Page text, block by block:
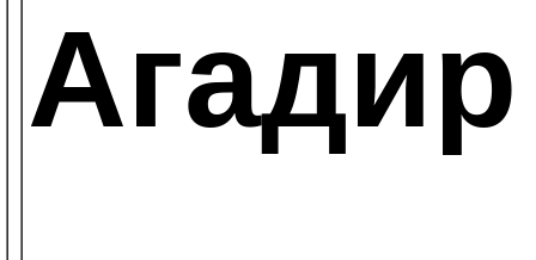
Агадир